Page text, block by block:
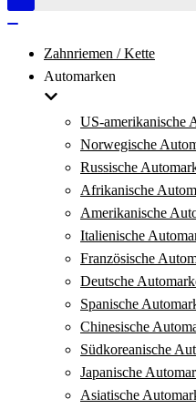
Navigation
Zahnriemen / Kette
Automarken
US-amerikanische
Norwegische
Russische
Afrikanische
Amerikanische
Italienische
Französische
Deutsche
Spanische
Chinesische
Südkoreanische
Japanische
Asiatische